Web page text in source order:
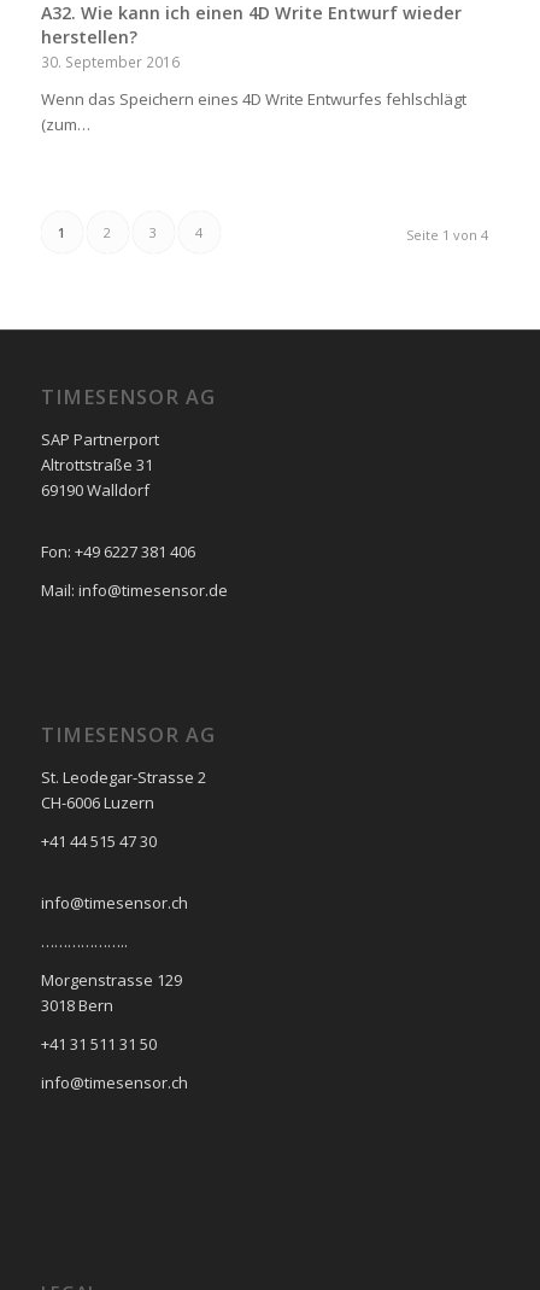
A32. Wie kann ich einen 4D Write Entwurf wieder
herstellen?
30. September 2016
Wenn das Speichern eines 4D Write Entwurfes fehlschlägt
(zum…
Seite 1 von 4
1 2 3 4
TIMESENSOR AG
SAP Partnerport
Altrottstraße 31
69190 Walldorf
Fon: +49 6227 381 406
Mail: info@timesensor.de
TIMESENSOR AG
St. Leodegar-Strasse 2
CH-6006 Luzern
+41 44 515 47 30
info@timesensor.ch
………………..
Morgenstrasse 129
3018 Bern
+41 31 511 31 50
info@timesensor.ch